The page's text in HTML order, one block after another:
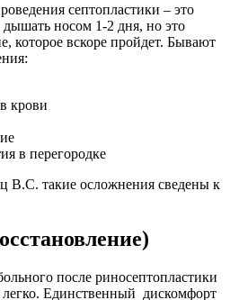
септопластики – это
носом 1-2 дня, но это
которое вскоре пройдет. Бывают
крови
в перегородке
В.С. такие осложнения сведены к
после риносептопластики
легко. Единственный дискомфорт